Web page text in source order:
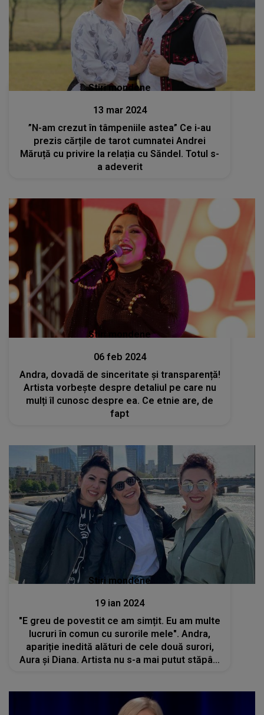
Stiri mondene
13 mar 2024
”N-am crezut în tâmpeniile astea” Ce i-au
prezis cărțile de tarot cumnatei Andrei
Măruță cu privire la relația cu Săndel. Totul s-
a adeverit
Stiri mondene
06 feb 2024
Andra, dovadă de sinceritate și transparență!
Artista vorbește despre detaliul pe care nu
mulți îl cunosc despre ea. Ce etnie are, de
fapt
Stiri mondene
19 ian 2024
"E greu de povestit ce am simțit. Eu am multe
lucruri în comun cu surorile mele". Andra,
apariție inedită alături de cele două surori,
Aura şi Diana. Artista nu s-a mai putut stăpâni